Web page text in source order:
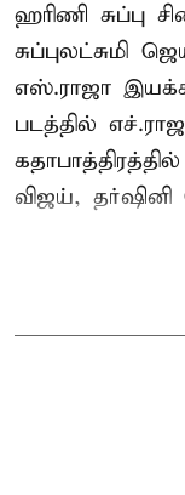
ஹரிணி சுப்பு
சுப்புலட்சுமி
எஸ்.ராஜா
படத்தில்
விஜய், தர்ஷினி